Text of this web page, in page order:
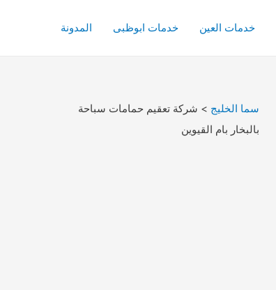
خدمات العين خدمات ابوظبى المدونة
سما الخليج > شركة تعقيم حمامات سباحة
بالبخار بام القيوين